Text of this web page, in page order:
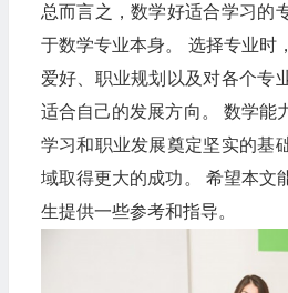
总而言之，数学好适合学习的
于数学专业本身。 选择专业时
爱好、职业规划以及对各个专
适合自己的发展方向。 数学能
学习和职业发展奠定坚实的基
域取得更大的成功。 希望本文
生提供一些参考和指导。